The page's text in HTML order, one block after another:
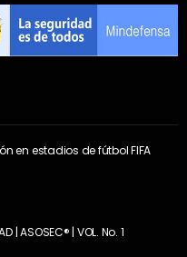
en estadios de fútbol FIFA
| ASOSEC® | VOL. No. 1